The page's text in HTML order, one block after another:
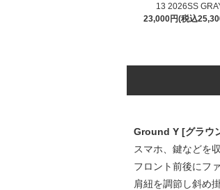
13 2026SS
23,000円(税込
Ground Y [グラウ
スマホ、鍵などを
フロント前後にフ
肩紐を調節し斜め